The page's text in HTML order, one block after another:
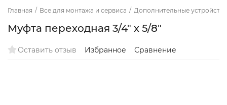
Главная / Все для монтажа и сервиса / Дополнительные
Муфта переходная 3/4" х 5/8"
Оставить отзыв Избранное Сравнение